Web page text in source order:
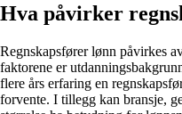
Hva påvirker
Regnskapsfører lønn påvirkes
faktorene er
flere års erfaring en
forvente. I tillegg kan bransje,